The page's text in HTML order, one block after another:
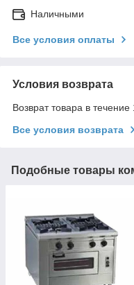
Наличными
Все условия оплаты
Условия возврата
Возврат товара в
Все условия возврата
Подобные товары